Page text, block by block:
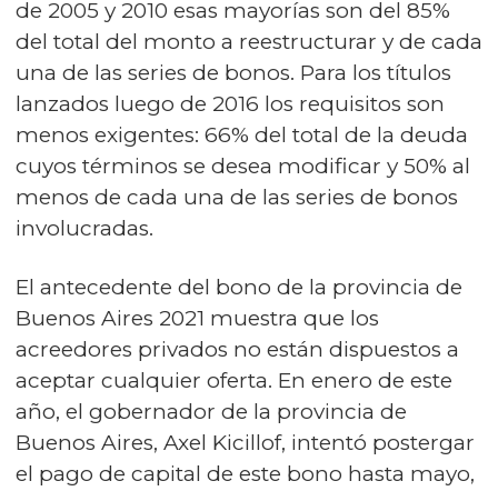
de 2005 y 2010 esas mayorías son del 85%
del total del monto a reestructurar y de cada
una de las series de bonos. Para los títulos
lanzados luego de 2016 los requisitos son
menos exigentes: 66% del total de la deuda
cuyos términos se desea modificar y 50% al
menos de cada una de las series de bonos
involucradas.
El antecedente del bono de la provincia de
Buenos Aires 2021 muestra que los
acreedores privados no están dispuestos a
aceptar cualquier oferta. En enero de este
año, el gobernador de la provincia de
Buenos Aires, Axel Kicillof, intentó postergar
el pago de capital de este bono hasta mayo,